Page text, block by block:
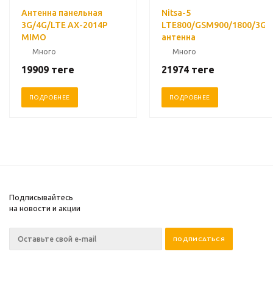
Антенна панельная
3G/4G/LTE AX-2014P
MIMO
Много
19909 теңге
ПОДРОБНЕЕ
Nitsa-5
LTE800/GSM900/1800/3G/
антенна
Много
21974 теңге
ПОДРОБНЕЕ
Подписывайтесь
на новости и акции